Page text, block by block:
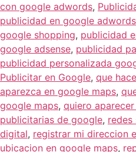
con google adwords,
publicidad en google
google shopping, publicidad
google adsense, publicidad
publicidad personalizada
Publicitar en Google, que
aparezca en google maps,
google maps, quiero
publicitarias de google, redes
digital, registrar mi direccion
ubicacion en google maps,